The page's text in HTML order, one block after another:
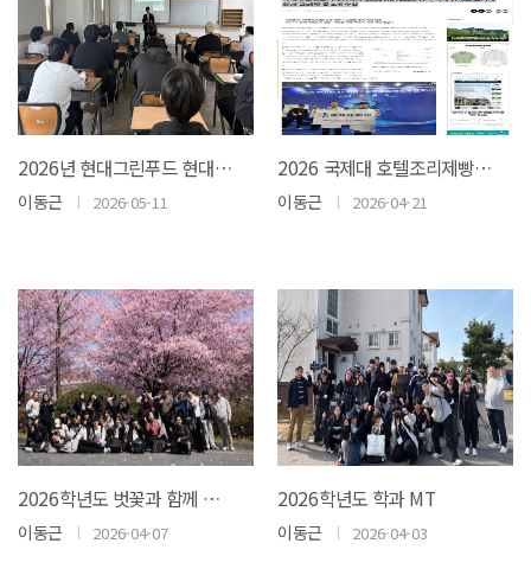
2026년 현대그린푸드 현대아카데미 채용설명회
이동근 l 2026-05-11
2026 국제대 호텔조리제빵학과 '2026 HOTELEX 중국 국제 영셰프 요리대회'서 금메달 등 4개 수상..
이동근 l 2026-04-21
2026학년도 벗꽃과 함께 캠퍼스의 낭만을 즐기다.
이동근 l 2026-04-07
2026학년도 학과 MT
이동근 l 2026-04-03